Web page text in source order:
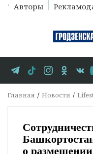
Авторы
Главная Новости
о